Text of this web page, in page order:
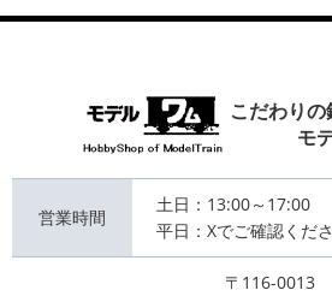
こだわり
モ
営業時間
土日：13:00～17:00
平日：Xでご確認くだ
〒116-0013